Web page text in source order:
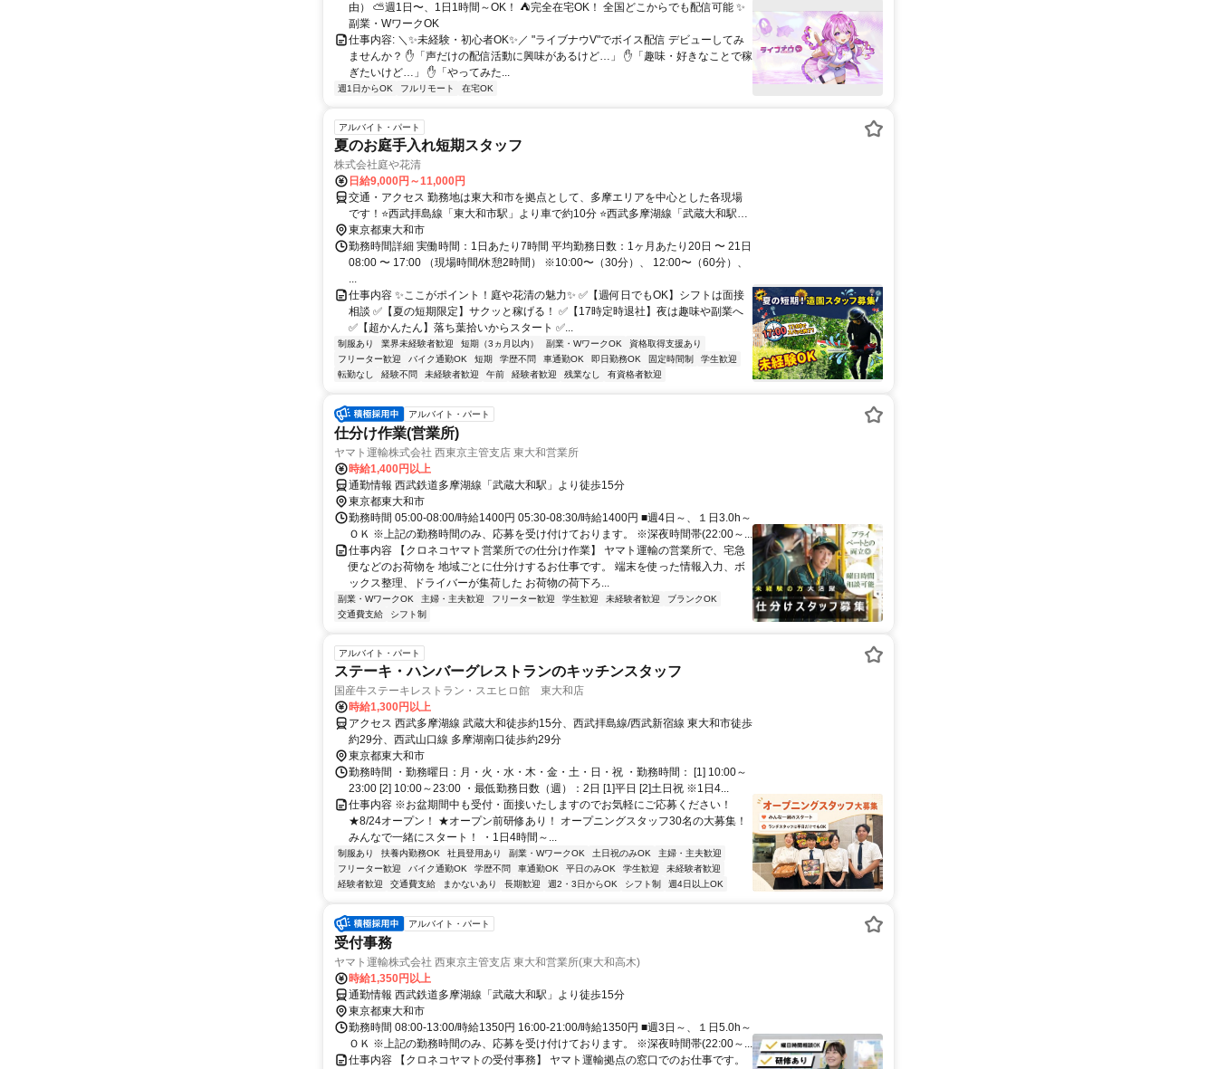
由） ⛅週1日〜、1日1時間～OK！ ⛺完全在宅OK！ 全国どこからでも配信可能 ✨
副業・WワークOK
仕事内容: ＼✨未経験・初心者OK✨／ "ライブナウV"でボイス配信 デビューしてみ
ませんか？ ✋「声だけの配信活動に興味があるけど…」 ✋「趣味・好きなことで稼
ぎたいけど…」 ✋「やってみた...
週1日からOK フルリモート 在宅OK
アルバイト・パート
夏のお庭手入れ短期スタッフ
株式会社庭や花清
日給9,000円～11,000円
交通・アクセス 勤務地は東大和市を拠点として、多摩エリアを中心とした各現場
です！⭐西武拝島線「東大和市駅」より車で約10分 ⭐西武多摩湖線「武蔵大和駅」
より車で約10分⭐西武バス「団地北」バス停より徒歩約3分
東京都東大和市
勤務時間詳細 実働時間：1日あたり7時間 平均勤務日数：1ヶ月あたり20日 〜 21日
08:00 〜 17:00 （現場時間/休憩2時間） ※10:00〜（30分）、 12:00〜（60分）、
...
仕事内容 ✨ここがポイント！庭や花清の魅力✨ ✅【週何日でもOK】シフトは面接
相談 ✅【夏の短期限定】サクッと稼げる！ ✅【17時定時退社】夜は趣味や副業へ
✅【超かんたん】落ち葉拾いからスタート ✅...
制服あり 業界未経験者歓迎 短期（3ヵ月以内） 副業・WワークOK
資格取得支援あり
フリーター歓迎
バイク通勤OK 短期 学歴不問 車通勤OK 即日勤務OK 固定時間制
学生歓迎
転勤なし
経験不問 未経験者歓迎 午前 経験者歓迎 残業なし 有資格者歓迎
アルバイト・パート
仕分け作業(営業所)
ヤマト運輸株式会社 西東京主管支店 東大和営業所
時給1,400円以上
通勤情報 西武鉄道多摩湖線「武蔵大和駅」より徒歩15分
東京都東大和市
勤務時間 05:00-08:00/時給1400円 05:30-08:30/時給1400円 ■週4日～、１日3.0h～
ＯＫ ※上記の勤務時間のみ、応募を受け付けております。 ※深夜時間帯(22:00～...
仕事内容 【クロネコヤマト営業所での仕分け作業】 ヤマト運輸の営業所で、宅急
便などのお荷物を 地域ごとに仕分けするお仕事です。 端末を使った情報入力、ボ
ックス整理、ドライバーが集荷した お荷物の荷下ろ...
副業・WワークOK 主婦・主夫歓迎 フリーター歓迎 学生歓迎 未経験者歓迎
ブランクOK
交通費支給
シフト制
アルバイト・パート
ステーキ・ハンバーグレストランのキッチンスタッフ
国産牛ステーキレストラン・スエヒロ館 東大和店
時給1,300円以上
アクセス 西武多摩湖線 武蔵大和徒歩約15分、西武拝島線/西武新宿線 東大和市徒歩
約29分、西武山口線 多摩湖南口徒歩約29分
東京都東大和市
勤務時間 ・勤務曜日：月・火・水・木・金・土・日・祝 ・勤務時間： [1] 10:00～
23:00 [2] 10:00～23:00 ・最低勤務日数（週）：2日 [1]平日 [2]土日祝 ※1日4...
仕事内容 ※お盆期間中も受付・面接いたしますのでお気軽にご応募ください！
★8/24オープン！ ★オープン前研修あり！ オープニングスタッフ30名の大募集！
みんなで一緒にスタート！ ・1日4時間～...
制服あり 扶養内勤務OK 社員登用あり 副業・WワークOK 土日祝のみOK
主婦・主夫歓迎
フリーター歓迎
バイク通勤OK 学歴不問 車通勤OK 平日のみOK 学生歓迎
未経験者歓迎
経験者歓迎
交通費支給 まかないあり 長期歓迎 週2・3日からOK シフト制 週4日以上OK
アルバイト・パート
受付事務
ヤマト運輸株式会社 西東京主管支店 東大和営業所(東大和高木)
時給1,350円以上
通勤情報 西武鉄道多摩湖線「武蔵大和駅」より徒歩15分
東京都東大和市
勤務時間 08:00-13:00/時給1350円 16:00-21:00/時給1350円 ■週3日～、１日5.0h～
ＯＫ ※上記の勤務時間のみ、応募を受け付けております。 ※深夜時間帯(22:00～...
仕事内容 【クロネコヤマトの受付事務】 ヤマト運輸拠点の窓口でのお仕事です。